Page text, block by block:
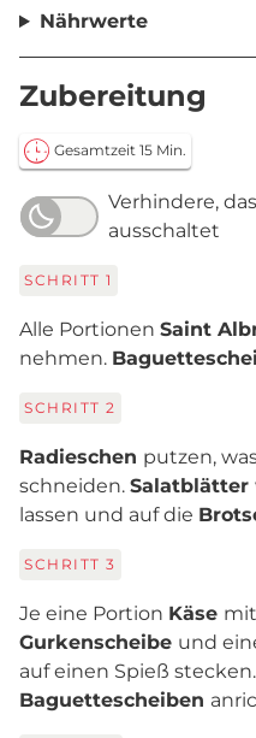
Nährwerte
Zubereitung
Gesamtzeit 15 Min.
Verhindere,
ausschaltet
SCHRITT 1
Alle Portionen Saint
nehmen.
SCHRITT 2
Radieschen putzen,
schneiden. Salatblätter
lassen und auf die
SCHRITT 3
Je eine Portion Käse
Gurkenscheibe und
auf einen Spieß
Baguettescheiben